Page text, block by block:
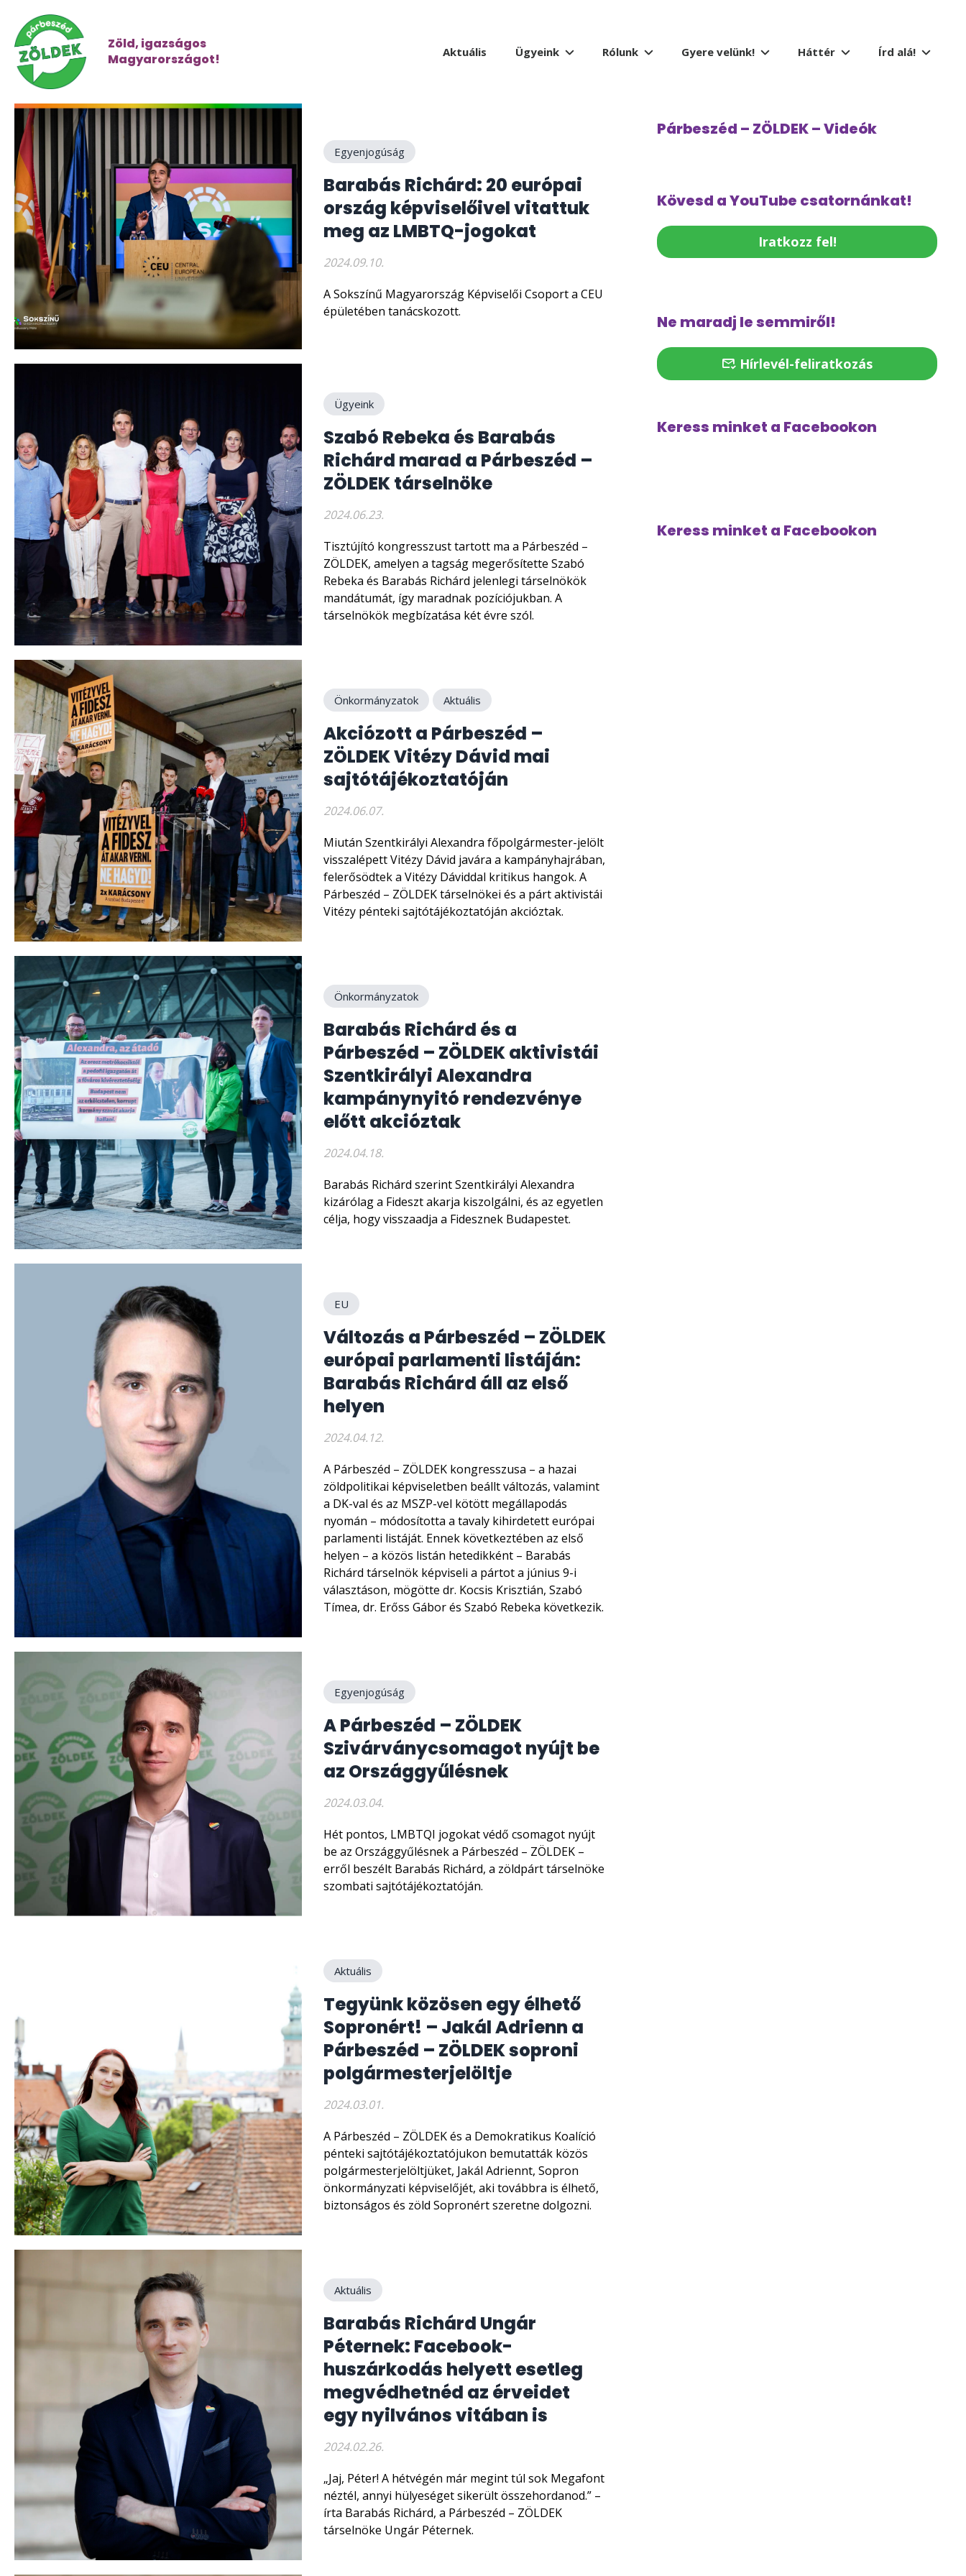
Zöld, igazságos
Magyarországot!
Aktuális Ügyeink Rólunk Gyere velünk! Háttér Írd alá!
Egyenjogúság
Barabás Richárd: 20 európai
ország képviselőivel vitattuk
meg az LMBTQ-jogokat
2024.09.10.
A Sokszínű Magyarország Képviselői Csoport a CEU
épületében tanácskozott.
Ügyeink
Szabó Rebeka és Barabás
Richárd marad a Párbeszéd –
ZÖLDEK társelnöke
2024.06.23.
Tisztújító kongresszust tartott ma a Párbeszéd –
ZÖLDEK, amelyen a tagság megerősítette Szabó
Rebeka és Barabás Richárd jelenlegi társelnökök
mandátumát, így maradnak pozíciójukban. A
társelnökök megbízatása két évre szól.
Önkormányzatok Aktuális
Akciózott a Párbeszéd –
ZÖLDEK Vitézy Dávid mai
sajtótájékoztatóján
2024.06.07.
Miután Szentkirályi Alexandra főpolgármester-jelölt
visszalépett Vitézy Dávid javára a kampányhajrában,
felerősödtek a Vitézy Dáviddal kritikus hangok. A
Párbeszéd – ZÖLDEK társelnökei és a párt aktivistái
Vitézy pénteki sajtótájékoztatóján akcióztak.
Önkormányzatok
Barabás Richárd és a
Párbeszéd – ZÖLDEK aktivistái
Szentkirályi Alexandra
kampánynyitó rendezvénye
előtt akcióztak
2024.04.18.
Barabás Richárd szerint Szentkirályi Alexandra
kizárólag a Fideszt akarja kiszolgálni, és az egyetlen
célja, hogy visszaadja a Fidesznek Budapestet.
EU
Változás a Párbeszéd – ZÖLDEK
európai parlamenti listáján:
Barabás Richárd áll az első
helyen
2024.04.12.
A Párbeszéd – ZÖLDEK kongresszusa – a hazai
zöldpolitikai képviseletben beállt változás, valamint
a DK-val és az MSZP-vel kötött megállapodás
nyomán – módosította a tavaly kihirdetett európai
parlamenti listáját. Ennek következtében az első
helyen – a közös listán hetedikként – Barabás
Richárd társelnök képviseli a pártot a június 9-i
választáson, mögötte dr. Kocsis Krisztián, Szabó
Tímea, dr. Erőss Gábor és Szabó Rebeka következik.
Egyenjogúság
A Párbeszéd – ZÖLDEK
Szivárványcsomagot nyújt be
az Országgyűlésnek
2024.03.04.
Hét pontos, LMBTQI jogokat védő csomagot nyújt
be az Országgyűlésnek a Párbeszéd – ZÖLDEK –
erről beszélt Barabás Richárd, a zöldpárt társelnöke
szombati sajtótájékoztatóján.
Aktuális
Tegyünk közösen egy élhető
Sopronért! – Jakál Adrienn a
Párbeszéd – ZÖLDEK soproni
polgármesterjelöltje
2024.03.01.
A Párbeszéd – ZÖLDEK és a Demokratikus Koalíció
pénteki sajtótájékoztatójukon bemutatták közös
polgármesterjelöltjüket, Jakál Adriennt, Sopron
önkormányzati képviselőjét, aki továbbra is élhető,
biztonságos és zöld Sopronért szeretne dolgozni.
Aktuális
Barabás Richárd Ungár
Péternek: Facebook-
huszárkodás helyett esetleg
megvédhetnéd az érveidet
egy nyilvános vitában is
2024.02.26.
„Jaj, Péter! A hétvégén már megint túl sok Megafont
néztél, annyi hülyeséget sikerült összehordanod.” –
írta Barabás Richárd, a Párbeszéd – ZÖLDEK
társelnöke Ungár Péternek.
Párbeszéd – ZÖLDEK – Videók
Kövesd a YouTube csatornánkat!
Iratkozz fel!
Ne maradj le semmiről!
Hírlevél-feliratkozás
Keress minket a Facebookon
Keress minket a Facebookon